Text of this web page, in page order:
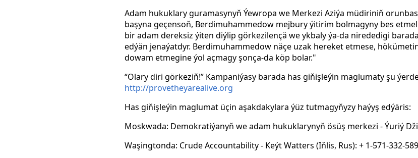
Adam hukuklary guramasynyň Ýewropa we Merkezi Aziýa müdiriniň
başyna geçensoň, Berdimuhammedow mejbury ýitirim bolmagyny bes
bir adam dereksiz ýiten diýlip görkezilençä we ykbaly ýa-da nirededigi
edýän jenaýatdyr. Berdimuhammedow näçe uzak hereket etmese,
dowam etmegine ýol açmagy şonça-da köp bolar."
“Olary diri görkeziň!” Kampaniýasy barada has giňişleýin maglumaty şu
http://provetheyarealive.org
Has giňişleýin maglumat üçin aşakdakylara ýüz tutmagyňyzy haýyş edýäris:
Moskwada: Demokratiýanyň we adam hukuklarynyň ösüş merkezi - Ýuriý
Waşingtonda: Crude Accountability - Keýt Watters (Iňlis, Rus): + 1-571-332-